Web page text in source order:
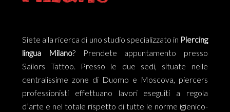
Siete alla ricerca di uno studio specializzato in Piercing
lingua Milano? Prendete appuntamento presso
Sailors Tattoo. Presso le due sedi, situate nelle
centralissime zone di Duomo e Moscova, piercers
professionisti effettuano lavori eseguiti a regola
d’arte e nel totale rispetto di tutte le norme igienico-